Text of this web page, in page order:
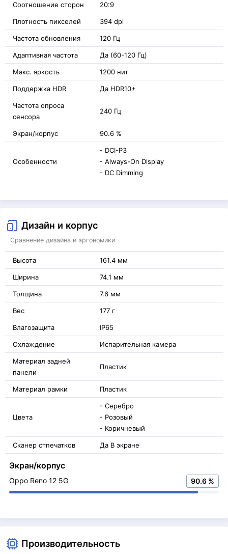
Соотношение сторон 20:9
Плотность пикселей 394 dpi
Частота обновления 120 Гц
Адаптивная частота Да (60-120 Гц)
Макс. яркость 1200 нит
Поддержка HDR Да HDR10+
Частота опроса
сенсора
240 Гц
Экран/корпус 90.6 %
Особенности
- DCI-P3
- Always-On Display
- DC Dimming
Дизайн и корпус
Сравнение дизайна и эргономики
Высота 161.4 мм
Ширина 74.1 мм
Толщина 7.6 мм
Вес 177 г
Влагозащита IP65
Охлаждение Испарительная камера
Материал задней
панели
Пластик
Материал рамки Пластик
Цвета
- Серебро
- Розовый
- Коричневый
Сканер отпечатков Да В экране
Экран/корпус
Oppo Reno 12 5G 90.6 %
Производительность